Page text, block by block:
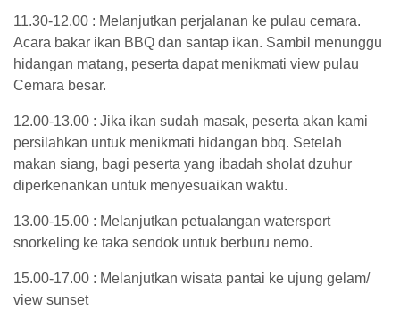
11.30-12.00 : Melanjutkan perjalanan ke pulau cemara.
Acara bakar ikan BBQ dan santap ikan. Sambil menunggu
hidangan matang, peserta dapat menikmati view pulau
Cemara besar.
12.00-13.00 : Jika ikan sudah masak, peserta akan kami
persilahkan untuk menikmati hidangan bbq. Setelah
makan siang, bagi peserta yang ibadah sholat dzuhur
diperkenankan untuk menyesuaikan waktu.
13.00-15.00 : Melanjutkan petualangan watersport
snorkeling ke taka sendok untuk berburu nemo.
15.00-17.00 : Melanjutkan wisata pantai ke ujung gelam/
view sunset